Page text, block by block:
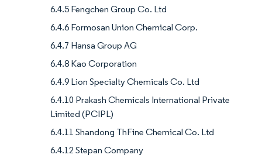
6.4.5 Fengchen Group Co. Ltd
6.4.6 Formosan Union Chemical Corp.
6.4.7 Hansa Group AG
6.4.8 Kao Corporation
6.4.9 Lion Specialty Chemicals Co. Ltd
6.4.10 Prakash Chemicals International Private
Limited (PCIPL)
6.4.11 Shandong ThFine Chemical Co. Ltd
6.4.12 Stepan Company